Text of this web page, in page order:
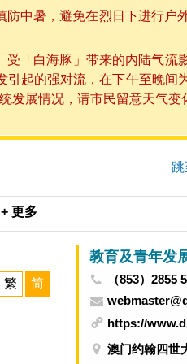
中暑，避免在烈日下进行户
「白海豚」带来的内陆气流
起的强对流，在下午至晚间
发展情况，请市民留意天气
+ 更多
繁 简
教育及青年发
（853）2855
https://
澳门约翰四世